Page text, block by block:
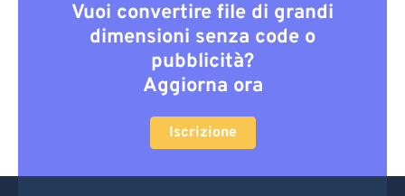
Vuoi convertire file di grandi
dimensioni senza code o
pubblicità?
Aggiorna ora
Iscrizione